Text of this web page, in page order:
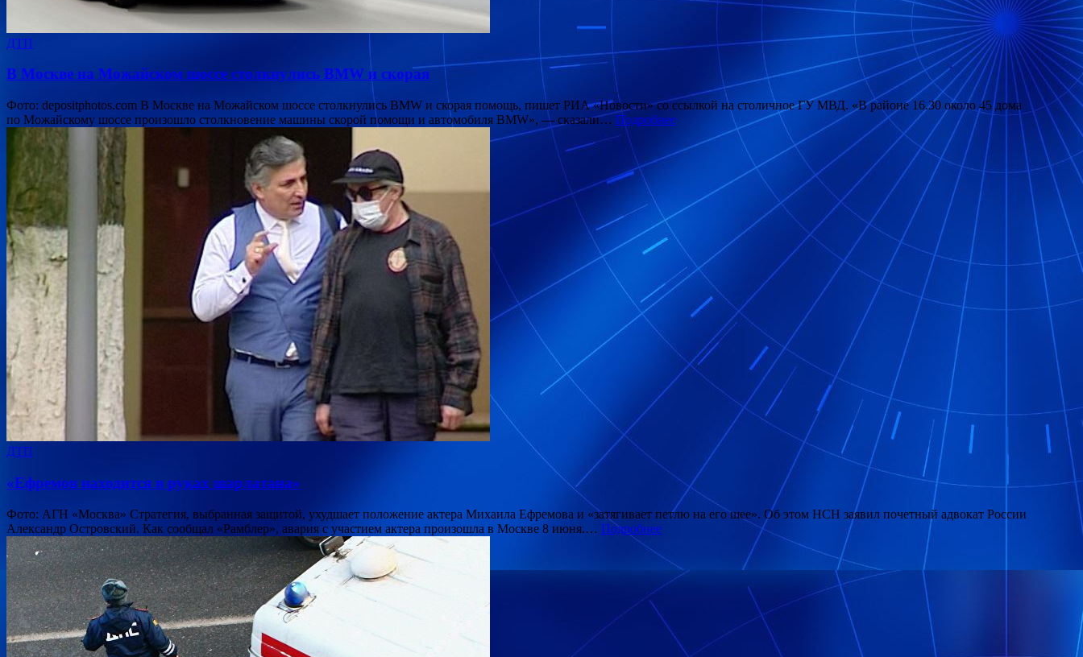
ДТП
В Москве на Можайском шоссе столкнулись BMW и скорая
Фото: depositphotos.com В Москве на Можайском шоссе столкнулись BMW и скорая помощь, пишет РИА «Новости» со ссылкой на столичное ГУ МВД. «В районе 16.30 около 45 дома
по Можайскому шоссе произошло столкновение машины скорой помощи и автомобиля BMW», — сказали… Подробнее
ДТП
«Ефремов находится в руках шарлатана»
Фото: АГН «Москва» Стратегия, выбранная защитой, ухудшает положение актера Михаила Ефремова и «затягивает петлю на его шее». Об этом НСН заявил почетный адвокат России
Александр Островский. Как сообщал «Рамблер», авария с участием актера произошла в Москве 8 июня.… Подробнее